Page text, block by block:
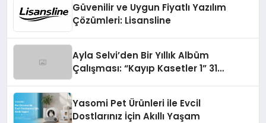
Güvenilir ve Uygun Fiyatlı Yazılım
Çözümleri: Lisansline
Ayla Selvi’den Bir Yıllık Albüm
Çalışması: “Kayıp Kasetler 1” 31
Yasomi Pet Ürünleri ile Evcil
Dostlarınız İçin Akıllı Yaşam